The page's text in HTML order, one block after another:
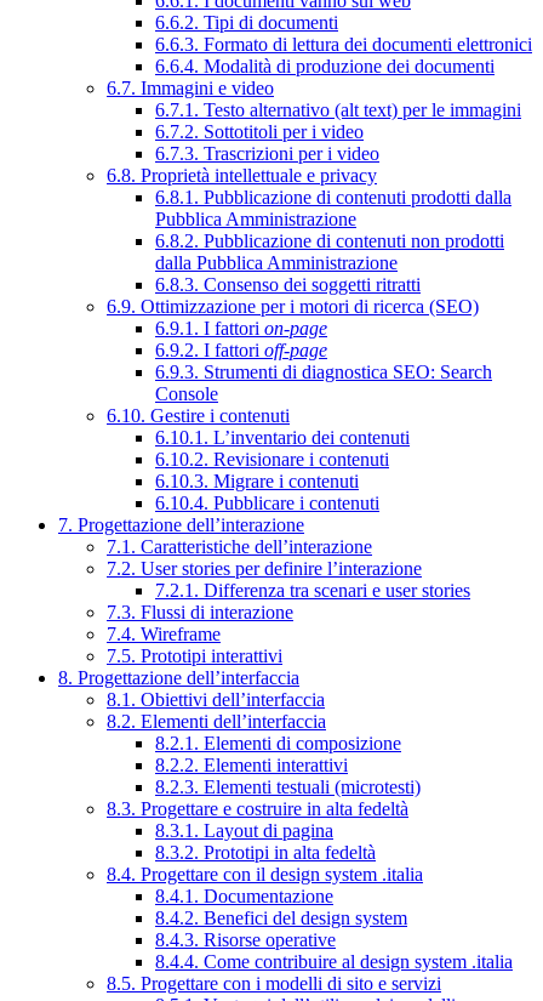
6.6.2. Tipi di documenti
6.6.3. Formato di lettura dei documenti elettronici
6.6.4. Modalità di produzione dei documenti
6.7. Immagini e video
6.7.1. Testo alternativo (alt text) per le immagini
6.7.2. Sottotitoli per i video
6.7.3. Trascrizioni per i video
6.8. Proprietà intellettuale e privacy
6.8.1. Pubblicazione di contenuti prodotti dalla
Pubblica Amministrazione
6.8.2. Pubblicazione di contenuti non prodotti
dalla Pubblica Amministrazione
6.8.3. Consenso dei soggetti ritratti
6.9. Ottimizzazione per i motori di ricerca (SEO)
6.9.1. I fattori on-page
6.9.2. I fattori off-page
6.9.3. Strumenti di diagnostica SEO: Search
Console
6.10. Gestire i contenuti
6.10.1. L’inventario dei contenuti
6.10.2. Revisionare i contenuti
6.10.3. Migrare i contenuti
6.10.4. Pubblicare i contenuti
7. Progettazione dell’interazione
7.1. Caratteristiche dell’interazione
7.2. User stories per definire l’interazione
7.2.1. Differenza tra scenari e user stories
7.3. Flussi di interazione
7.4. Wireframe
7.5. Prototipi interattivi
8. Progettazione dell’interfaccia
8.1. Obiettivi dell’interfaccia
8.2. Elementi dell’interfaccia
8.2.1. Elementi di composizione
8.2.2. Elementi interattivi
8.2.3. Elementi testuali (microtesti)
8.3. Progettare e costruire in alta fedeltà
8.3.1. Layout di pagina
8.3.2. Prototipi in alta fedeltà
8.4. Progettare con il design system .italia
8.4.1. Documentazione
8.4.2. Benefici del design system
8.4.3. Risorse operative
8.4.4. Come contribuire al design system .italia
8.5. Progettare con i modelli di sito e servizi